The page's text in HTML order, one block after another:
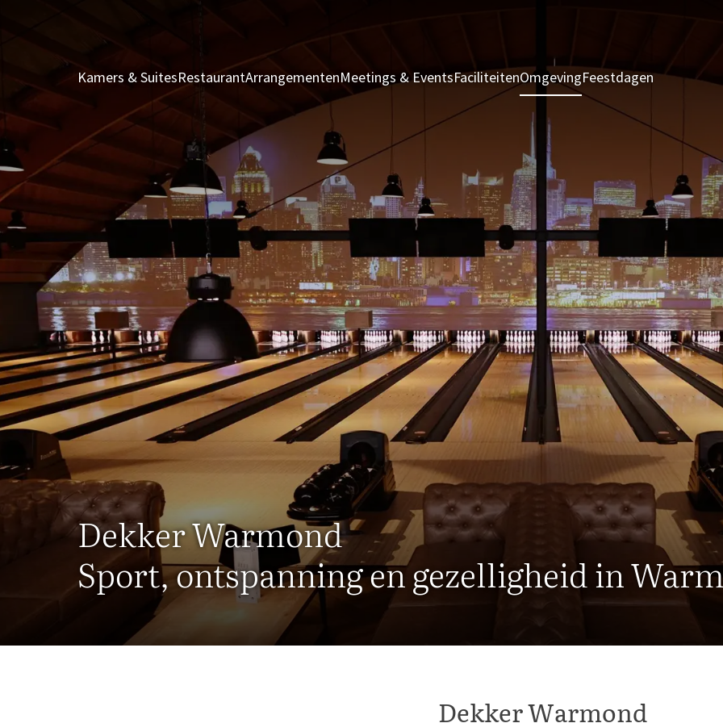
Kamers & SuitesRestaurantArrangementenMeetings & EventsFaciliteitenOmgevingFeestdagenKamers &
Dekker Warmond
Sport, ontspanning en gezelligheid in
Dekker Warmond